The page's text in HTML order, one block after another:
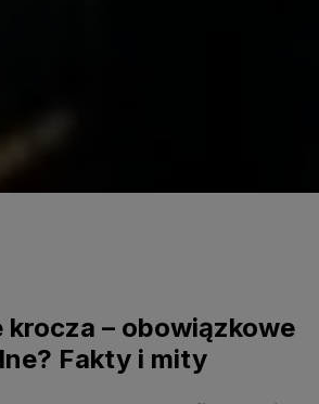
krocza – obowiązkowe
Fakty i mity